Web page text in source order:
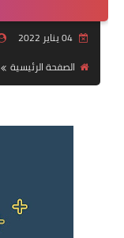
04 يناير 2022
الصفحة الرئيسية